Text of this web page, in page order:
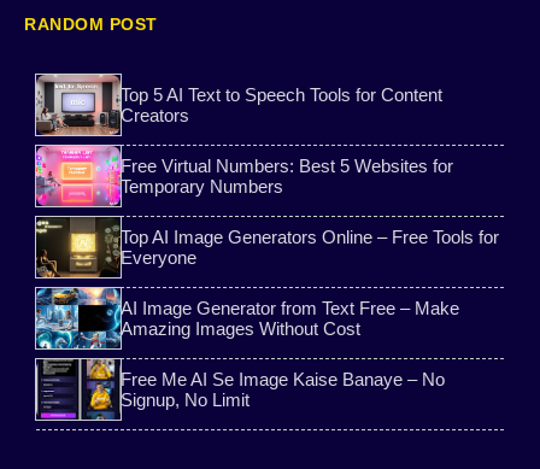
2nd phone apk
student scholarship 2026
Aim Tool Video editing App
ai voice unlimited pro iPhone17
Ai tools Ai post
RANDOM POST
Top 5 AI Text to Speech Tools for Content
Creators
Free Virtual Numbers: Best 5 Websites for
Temporary Numbers
Top AI Image Generators Online – Free Tools for
Everyone
AI Image Generator from Text Free – Make
Amazing Images Without Cost
Free Me AI Se Image Kaise Banaye – No
Signup, No Limit